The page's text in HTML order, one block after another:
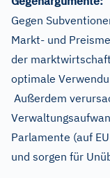
Gegen
Markt- und
der
optimale
Außerdem
Parlamente (auf
und sorgen für